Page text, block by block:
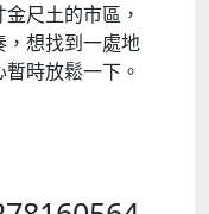
尺土的市區，
，想找到一處地
時放鬆一下。